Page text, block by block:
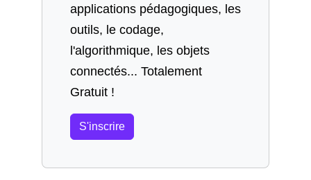
applications pédagogiques, les
outils, le codage,
l'algorithmique, les objets
connectés... Totalement
Gratuit !
S'inscrire